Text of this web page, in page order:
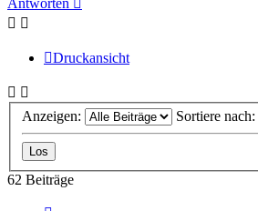
Druckansicht
Anzeigen: Sortiere nach:
62 Beiträge